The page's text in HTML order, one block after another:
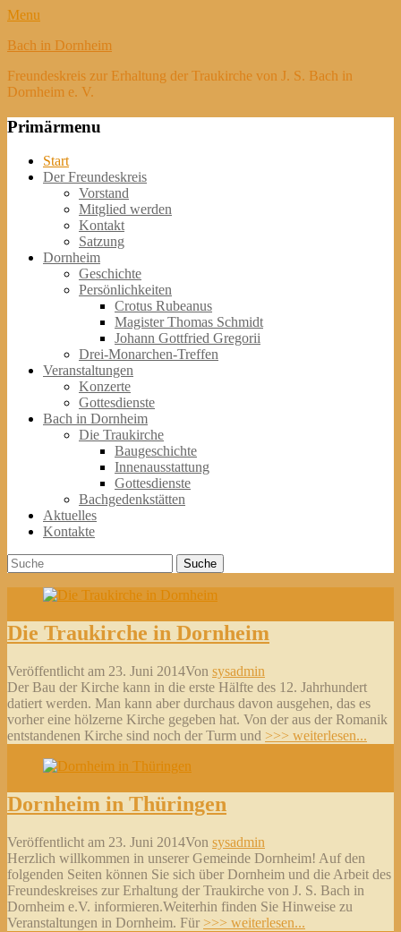
Menu
Bach in Dornheim
Freundeskreis zur Erhaltung der Traukirche von J. S. Bach in
Dornheim e. V.
Primärmenu
Weiter
zum
Start
Der Freundeskreis
Vorstand
Mitglied werden
Kontakt
Satzung
Dornheim
Geschichte
Persönlichkeiten
Crotus Rubeanus
Magister Thomas Schmidt
Johann Gottfried Gregorii
Drei-Monarchen-Treffen
Veranstaltungen
Konzerte
Gottesdienste
Bach in Dornheim
Die Traukirche
Baugeschichte
Innenausstattung
Gottesdienste
Bachgedenkstätten
Aktuelles
Kontakte
Suche
Suche
nach:
Die Traukirche in Dornheim
Veröffentlicht am 23. Juni 2014Von sysadmin
Der Bau der Kirche kann in die erste Hälfte des 12. Jahrhundert
datiert werden. Man kann aber durchaus davon ausgehen, das es
vorher eine hölzerne Kirche gegeben hat. Von der aus der Romanik
entstandenen Kirche sind noch der Turm und >>> weiterlesen...
Dornheim in Thüringen
Veröffentlicht am 23. Juni 2014Von sysadmin
Herzlich willkommen in unserer Gemeinde Dornheim! Auf den
folgenden Seiten können Sie sich über Dornheim und die Arbeit des
Freundeskreises zur Erhaltung der Traukirche von J. S. Bach in
Dornheim e.V. informieren.Weiterhin finden Sie Hinweise zu
Veranstaltungen in Dornheim. Für >>> weiterlesen...